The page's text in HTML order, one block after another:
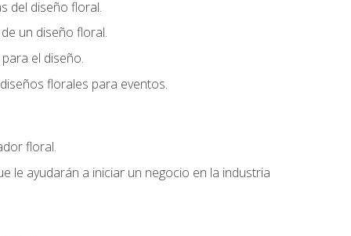
del diseño floral.
un diseño floral.
el diseño.
florales para eventos.
floral.
le ayudarán a iniciar un negocio en la industria